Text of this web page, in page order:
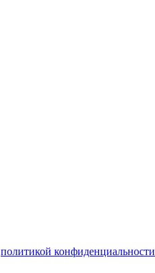
политикой конфиденциальности